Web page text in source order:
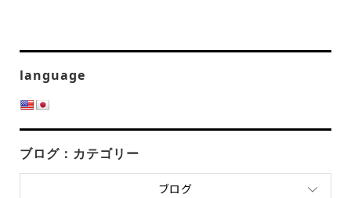
language
ブログ：カテゴリー
ブログ